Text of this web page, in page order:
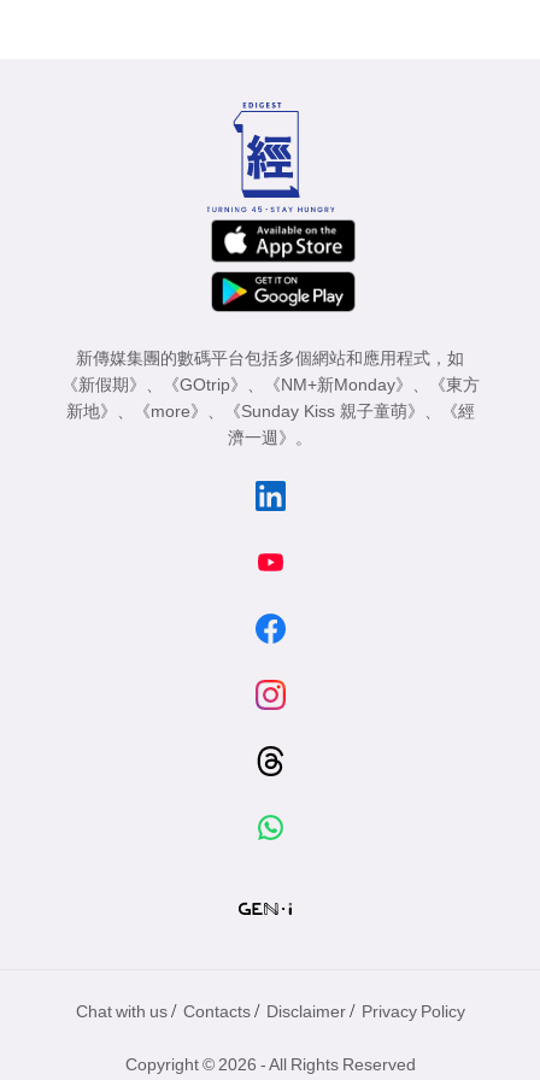
新傳媒集團的數碼平台包括多個網站和應用程式，如
《新假期》
《GOtrip》 《NM+新Monday》
《東方
新地》
《more》 《Sunday Kiss 親子童萌》
《經
濟一週》
。
Chat with us / Contacts / Disclaimer / Privacy Policy
Copyright © 2026 - All Rights Reserved